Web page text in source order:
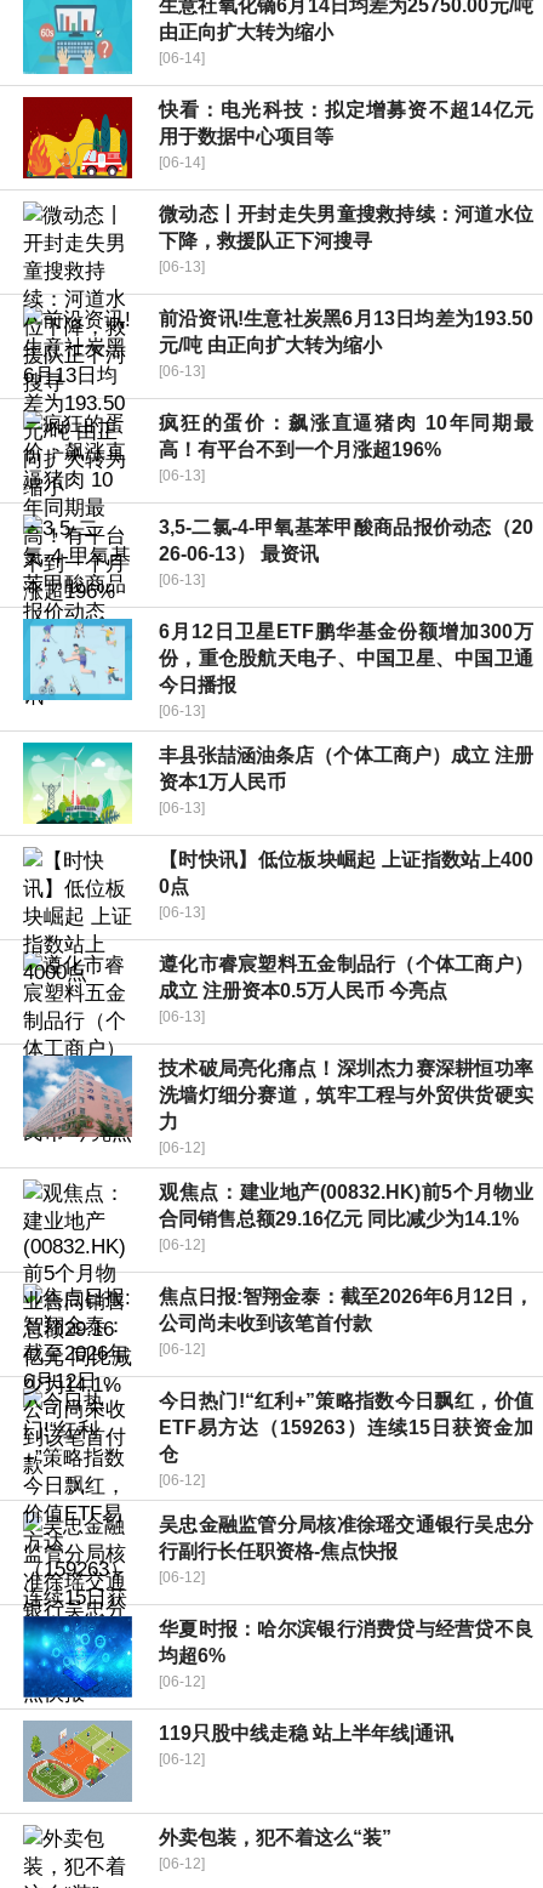
生意社氧化镝6月14日均差为25750.00元/吨
由正向扩大转为缩小
[06-14]
快看：电光科技：拟定增募资不超14亿元
用于数据中心项目等
[06-14]
微动态丨开封走失男童搜救持续：河道水位
下降，救援队正下河搜寻
[06-13]
前沿资讯!生意社炭黑6月13日均差为193.50
元/吨 由正向扩大转为缩小
[06-13]
疯狂的蛋价：飙涨直逼猪肉 10年同期最
高！有平台不到一个月涨超196%
[06-13]
3,5-二氯-4-甲氧基苯甲酸商品报价动态（20
26-06-13） 最资讯
[06-13]
6月12日卫星ETF鹏华基金份额增加300万
份，重仓股航天电子、中国卫星、中国卫通
今日播报
[06-13]
丰县张喆涵油条店（个体工商户）成立 注册
资本1万人民币
[06-13]
【时快讯】低位板块崛起 上证指数站上400
0点
[06-13]
遵化市睿宸塑料五金制品行（个体工商户）
成立 注册资本0.5万人民币 今亮点
[06-13]
技术破局亮化痛点！深圳杰力赛深耕恒功率
洗墙灯细分赛道，筑牢工程与外贸供货硬实
力
[06-12]
观焦点：建业地产(00832.HK)前5个月物业
合同销售总额29.16亿元 同比减少为14.1%
[06-12]
焦点日报:智翔金泰：截至2026年6月12日，
公司尚未收到该笔首付款
[06-12]
今日热门!“红利+”策略指数今日飘红，价值
ETF易方达（159263）连续15日获资金加
仓
[06-12]
吴忠金融监管分局核准徐瑶交通银行吴忠分
行副行长任职资格-焦点快报
[06-12]
华夏时报：哈尔滨银行消费贷与经营贷不良
均超6%
[06-12]
119只股中线走稳 站上半年线|通讯
[06-12]
外卖包装，犯不着这么“装”
[06-12]